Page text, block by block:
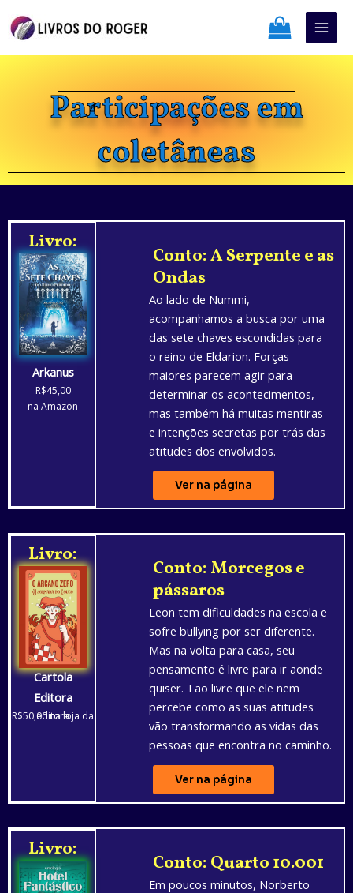
para
Main
Participações em
coletâneas
Livro:
Arkanus
R$45,00
na Amazon
Conto: A Serpente e as
Ondas
Ao lado de Nummi,
acompanhamos a busca por uma
das sete chaves escondidas para
o reino de Eldarion. Forças
maiores parecem agir para
determinar os acontecimentos,
mas também há muitas mentiras
e intenções secretas por trás das
atitudes dos envolvidos.
Ver na página
Livro:
Cartola
Editora
R$50,00 na loja da editora
Conto: Morcegos e
pássaros
Leon tem dificuldades na escola e
sofre bullying por ser diferente.
Mas na volta para casa, seu
pensamento é livre para ir aonde
quiser. Tão livre que ele nem
percebe como as suas atitudes
vão transformando as vidas das
pessoas que encontra no caminho.
Ver na página
Livro:
Conto: Quarto 10.001
Em poucos minutos, Norberto